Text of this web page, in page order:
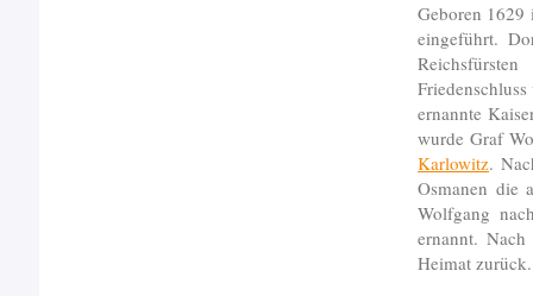
Geboren 1629
eingeführt.
ernannte
wurde Graf
Karlowitz.
Osmanen die
Wolfgang
ernannt.
Heimat zurück.